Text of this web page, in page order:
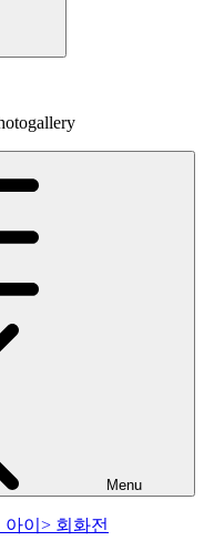
Menu
이> 회화전